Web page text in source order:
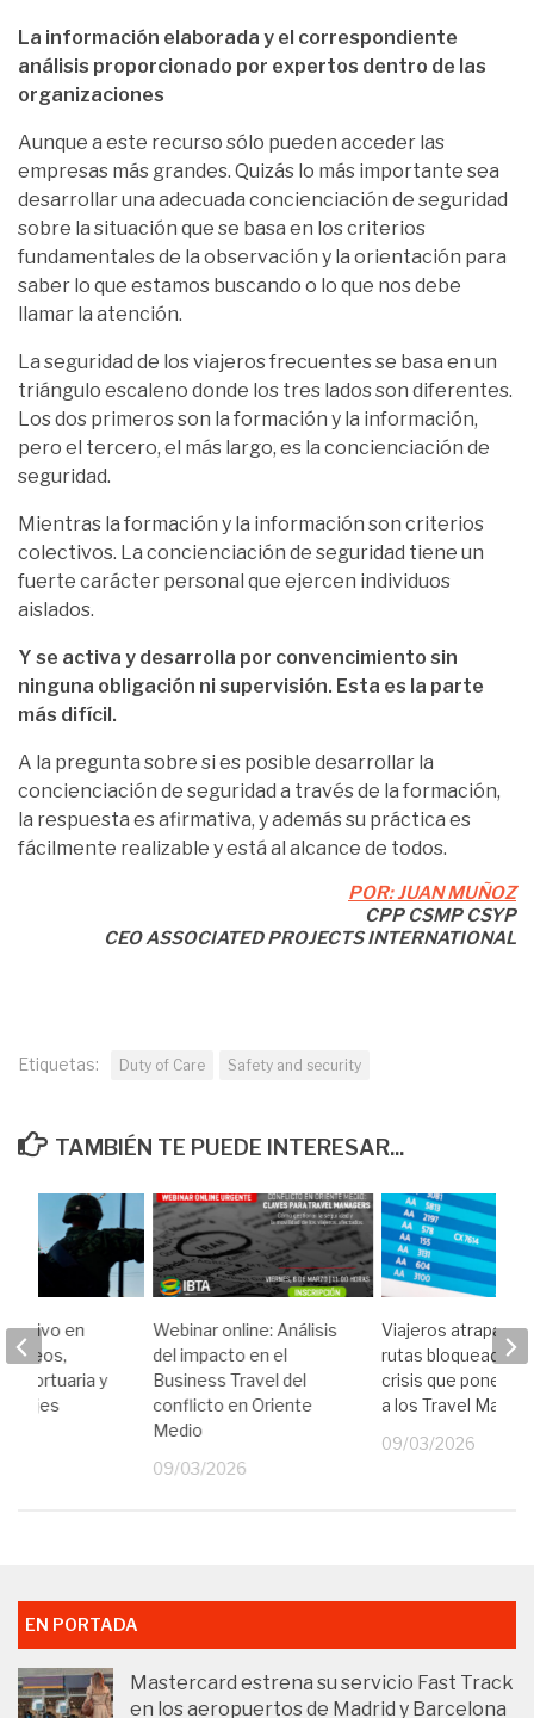
La información elaborada y el correspondiente
análisis proporcionado por expertos dentro de las
organizaciones
Aunque a este recurso sólo pueden acceder las
empresas más grandes. Quizás lo más importante sea
desarrollar una adecuada concienciación de seguridad
sobre la situación que se basa en los criterios
fundamentales de la observación y la orientación para
saber lo que estamos buscando o lo que nos debe
llamar la atención.
La seguridad de los viajeros frecuentes se basa en un
triángulo escaleno donde los tres lados son diferentes.
Los dos primeros son la formación y la información,
pero el tercero, el más largo, es la concienciación de
seguridad.
Mientras la formación y la información son criterios
colectivos. La concienciación de seguridad tiene un
fuerte carácter personal que ejercen individuos
aislados.
Y se activa y desarrolla por convencimiento sin
ninguna obligación ni supervisión. Esta es la parte
más difícil.
A la pregunta sobre si es posible desarrollar la
concienciación de seguridad a través de la formación,
la respuesta es afirmativa, y además su práctica es
fácilmente realizable y está al alcance de todos.
POR:JUAN MUÑOZ
CPP CSMP CSYP
CEO ASSOCIATED PROJECTS INTERNATIONAL
Etiquetas: Duty of Care Safety and security
TAMBIÉN TE PUEDE INTERESAR...
Webinar online: Análisis
del impacto en el
Business Travel del
conflicto en Oriente
Medio
09/03/2026
Viajeros atrapados
rutas bloqueadas:
crisis que pone a
a los Travel
09/03/2026
en
y
viajes
EN PORTADA
Mastercard estrena su servicio Fast Track
en los aeropuertos de Madrid y Barcelona